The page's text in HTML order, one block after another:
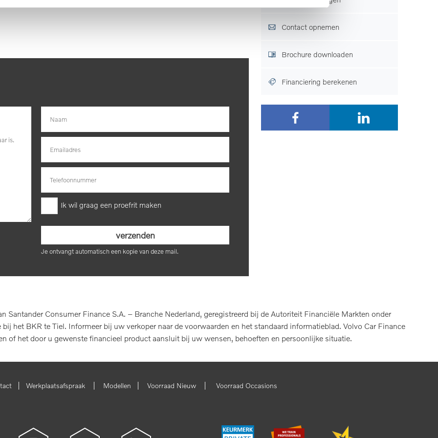
Ik wil graag een proefrit maken
Je ontvangt automatisch een kopie van deze mail.
Contact opnemen
Brochure downloaden
Financiering berekenen
Santander Consumer Finance S.A. – Branche Nederland, geregistreerd bij de Autoriteit Financiële Markten onder
het BKR te Tiel. Informeer bij uw verkoper naar de voorwaarden en het standaard informatieblad. Volvo Car Finance
of het door u gewenste financieel product aansluit bij uw wensen, behoeften en persoonlijke situatie.
| Werkplaatsafspraak | Modellen | Voorraad Nieuw | Voorraad Occasions